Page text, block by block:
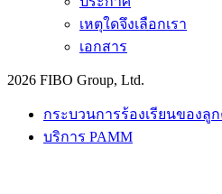
เหตุใดจึงเลือกเรา
เอกสาร
2026 FIBO Group, Ltd.
กระบวนการร้องเรียนของลู
บริการ PAMM